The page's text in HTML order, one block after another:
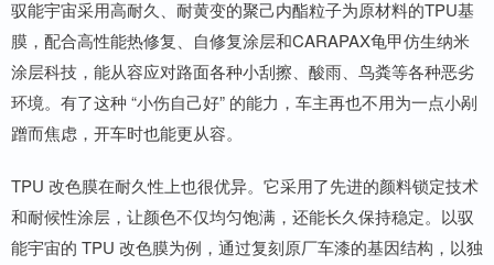
驭能宇宙采用高耐久、耐黄变的聚己内酯粒子为原材料的TPU基
膜，配合高性能热修复、自修复涂层和CARAPAX龟甲仿生纳米
涂层科技，能从容应对路面各种小刮擦、酸雨、鸟粪等各种恶劣
环境。有了这种 “小伤自己好” 的能力，车主再也不用为一点小剐
蹭而焦虑，开车时也能更从容。
TPU 改色膜在耐久性上也很优异。它采用了先进的颜料锁定技术
和耐候性涂层，让颜色不仅均匀饱满，还能长久保持稳定。以驭
能宇宙的 TPU 改色膜为例，通过复刻原厂车漆的基因结构，以独